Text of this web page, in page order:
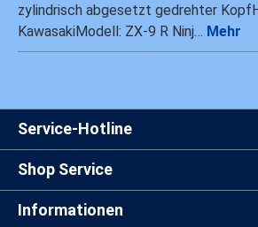
zylindrisch abgesetzt gedrehter
KawasakiModell: ZX-9 R Ninj… Mehr
Service-Hotline
Shop Service
Informationen